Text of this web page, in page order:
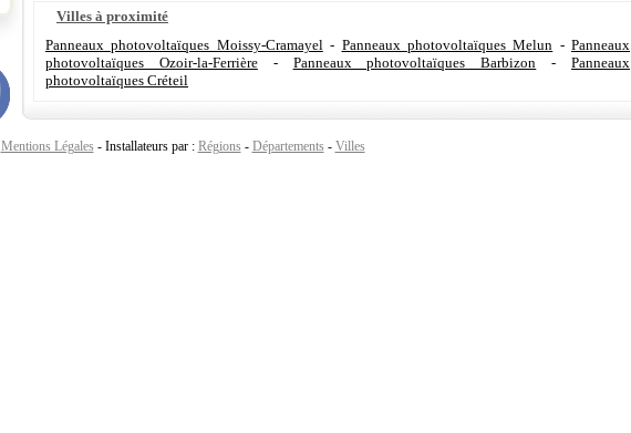
Villes à proximité
Panneaux photovoltaïques Moissy-Cramayel- Panneaux photovoltaïques Melun - Panneaux
photovoltaïques Ozoir-la-Ferrière- Panneaux photovoltaïques Barbizon -Panneaux
photovoltaïques Créteil
Mentions Légales - Installateurs par : Régions - Départements - Villes